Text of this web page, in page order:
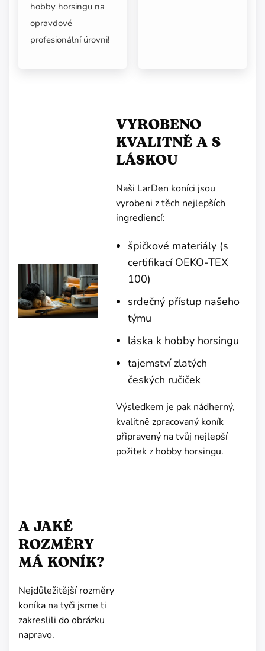
hobby horsingu na
opravdové
profesionální úrovni!
VYROBENO
KVALITNĚ A S
LÁSKOU
Naši LarDen koníci jsou
vyrobeni z těch nejlepších
ingrediencí:
špičkové materiály (s
certifikací OEKO-TEX
100)
srdečný přístup našeho
týmu
láska k hobby horsingu
tajemství zlatých
českých ručiček
Výsledkem je pak nádherný,
kvalitně zpracovaný koník
připravený na tvůj nejlepší
požitek z hobby horsingu.
A JAKÉ
ROZMĚRY
MÁ KONÍK?
Nejdůležitější rozměry
koníka na tyči jsme ti
zakreslili do obrázku
napravo.